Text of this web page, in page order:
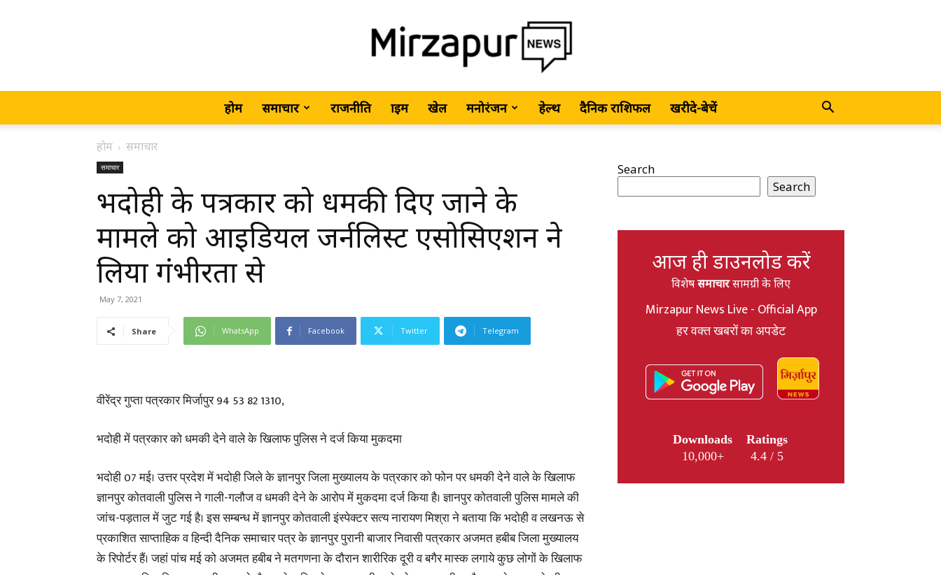
MirzapurNews.com
•
Latest
होम समाचार राजनीति क्राइम खेल मनोरंजन हेल्थ दैनिक राशिफल खरीदे-बेचें
होम समाचार
समाचार
भदोही के पत्रकार को धमकी दिए जाने के
मामले को आइडियल जर्नलिस्ट एसोसिएशन ने
लिया गंभीरता से
May 7, 2021
Share WhatsApp Facebook Twitter Telegram
वीरेंद्र गुप्ता पत्रकार मिर्जापुर 94 53 82 1310,
भदोही में पत्रकार को धमकी देने वाले के खिलाफ पुलिस ने दर्ज किया मुकदमा
भदोही 07 मई। उत्तर प्रदेश में भदोही जिले के ज्ञानपुर जिला मुख्यालय के पत्रकार को फोन पर धमकी देने वाले के खिलाफ
ज्ञानपुर कोतवाली पुलिस ने गाली-गलौज व धमकी देने के आरोप में मुकदमा दर्ज किया है। ज्ञानपुर कोतवाली पुलिस मामले की
जांच-पड़ताल में जुट गई है। इस सम्बन्ध में ज्ञानपुर कोतवाली इंस्पेक्टर सत्य नारायण मिश्रा ने बताया कि भदोही व लखनऊ से
प्रकाशित साप्ताहिक व हिन्दी दैनिक समाचार पत्र के ज्ञानपुर पुरानी बाजार निवासी पत्रकार अजमत हबीब जिला मुख्यालय
के रिपोर्टर हैं। जहां पांच मई को अजमत हबीब ने मतगणना के दौरान शारीरिक दूरी व बगैर मास्क लगाये कुछ लोगों के खिलाफ
Search
Search
आज ही डाउनलोड करें
विशेषसमाचारसामग्री के लिए
Mirzapur News Live - Official App
हर वक्त खबरों का अपडेट
Downloads
10,000+
Ratings
4.4 / 5